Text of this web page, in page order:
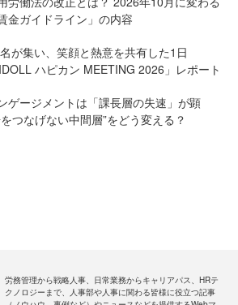
金ガイドライン」の内容
が集い、笑顔と熱意を共有した1日
ハピカン MEETING 2026」レポート
ゲージメントは「課長層の失速」が顕
つなげない中間層”をどう変える？
労務管理から戦略人事、日常業務からキャリアパス、HRテ
クノロジーまで、人事部や人事に関わる皆様に役立つ記事